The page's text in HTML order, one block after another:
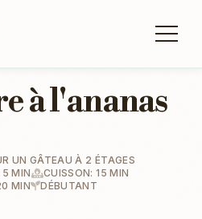
à l'ananas
UN GÂTEAU À 2 ÉTAGES
5 MIN
CUISSON: 15 MIN
MIN
DÉBUTANT